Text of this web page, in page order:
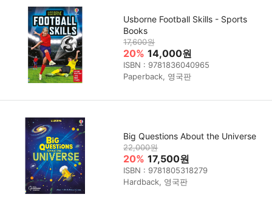
Usborne Football Skills - Sports
Books
17,600원
20% 14,000원
ISBN : 9781836040965
Paperback, 영국판
Big Questions About the Universe
22,000원
20% 17,500원
ISBN : 9781805318279
Hardback, 영국판